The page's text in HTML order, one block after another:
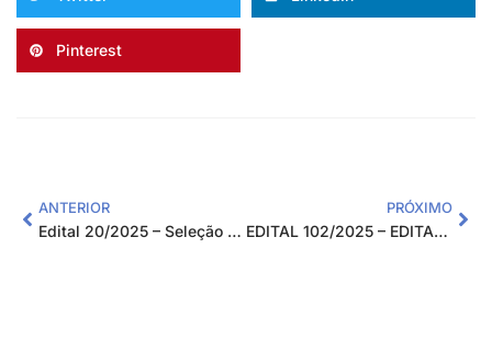
Pinterest
ANTERIOR
Edital 20/2025 – Seleção Pública de Fornecedores
PRÓXIMO
EDITAL 102/2025 – EDITAL DE PROCESSO SELETIVO SIMPLIFICADO PARA CONTRATAÇÃO TEMPORÁRIA DE INSTRUTORES EXTERNOS PARA ATENDER O PROJETO CAPACITA EM REDE